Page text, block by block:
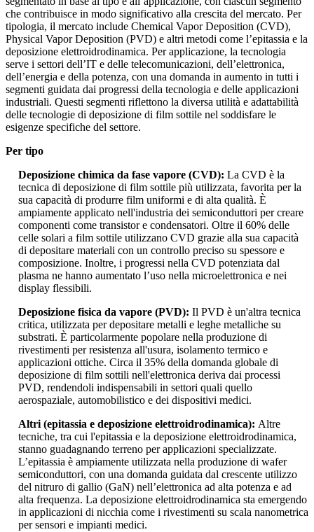
che contribuisce in modo significativo alla crescita del mercato. Per
tipologia, il mercato include Chemical Vapor Deposition (CVD),
Physical Vapor Deposition (PVD) e altri metodi come l’epitassia e la
deposizione elettroidrodinamica. Per applicazione, la tecnologia
serve i settori dell’IT e delle telecomunicazioni, dell’elettronica,
dell’energia e della potenza, con una domanda in aumento in tutti i
segmenti guidata dai progressi della tecnologia e delle applicazioni
industriali. Questi segmenti riflettono la diversa utilità e adattabilità
delle tecnologie di deposizione di film sottile nel soddisfare le
esigenze specifiche del settore.
Per tipo
Deposizione chimica da fase vapore (CVD): La CVD è la
tecnica di deposizione di film sottile più utilizzata, favorita per la
sua capacità di produrre film uniformi e di alta qualità. È
ampiamente applicato nell'industria dei semiconduttori per creare
componenti come transistor e condensatori. Oltre il 60% delle
celle solari a film sottile utilizzano CVD grazie alla sua capacità
di depositare materiali con un controllo preciso su spessore e
composizione. Inoltre, i progressi nella CVD potenziata dal
plasma ne hanno aumentato l’uso nella microelettronica e nei
display flessibili.
Deposizione fisica da vapore (PVD): Il PVD è un'altra tecnica
critica, utilizzata per depositare metalli e leghe metalliche su
substrati. È particolarmente popolare nella produzione di
rivestimenti per resistenza all'usura, isolamento termico e
applicazioni ottiche. Circa il 35% della domanda globale di
deposizione di film sottili nell'elettronica deriva dai processi
PVD, rendendoli indispensabili in settori quali quello
aerospaziale, automobilistico e dei dispositivi medici.
Altri (epitassia e deposizione elettroidrodinamica): Altre
tecniche, tra cui l'epitassia e la deposizione elettroidrodinamica,
stanno guadagnando terreno per applicazioni specializzate.
L’epitassia è ampiamente utilizzata nella produzione di wafer
semiconduttori, con una domanda guidata dal crescente utilizzo
del nitruro di gallio (GaN) nell’elettronica ad alta potenza e ad
alta frequenza. La deposizione elettroidrodinamica sta emergendo
in applicazioni di nicchia come i rivestimenti su scala nanometrica
per sensori e impianti medici.